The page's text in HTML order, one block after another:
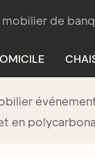
de
en